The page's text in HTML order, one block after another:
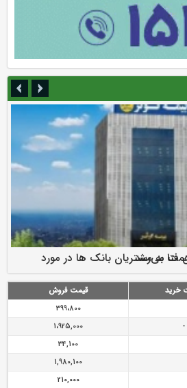
گران ایران از اقدامات مدیرعامل بیمه
به مشتریان بانک ها در مورد
خرید
قیمت فروش
399،800
-
1،925,000
34,100
1,980,100
210,000